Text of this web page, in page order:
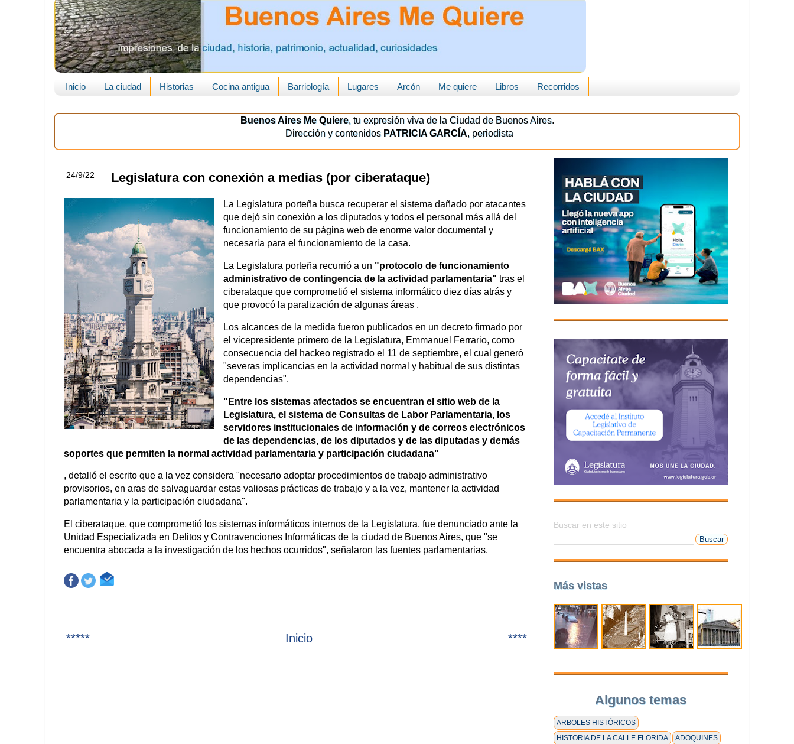
Inicio La ciudad Historias Cocina antigua Barriología Lugares Arcón Me quiere Libros Recorridos
Buenos Aires Me Quiere, tu expresión viva de la Ciudad de Buenos Aires.
Dirección y contenidos PATRICIA GARCÍA, periodista
24/9/22 Legislatura con conexión a medias (por ciberataque)
La Legislatura porteña busca recuperar el sistema dañado por atacantes
que dejó sin conexión a los diputados y todos el personal más allá del
funcionamiento de su página web de enorme valor documental y
necesaria para el funcionamiento de la casa.
La Legislatura porteña recurrió a un "protocolo de funcionamiento
administrativo de contingencia de la actividad parlamentaria" tras el
ciberataque que comprometió el sistema informático diez días atrás y
que provocó la paralización de algunas áreas .
Los alcances de la medida fueron publicados en un decreto firmado por
el vicepresidente primero de la Legislatura, Emmanuel Ferrario, como
consecuencia del hackeo registrado el 11 de septiembre, el cual generó
"severas implicancias en la actividad normal y habitual de sus distintas
dependencias".
"Entre los sistemas afectados se encuentran el sitio web de la
Legislatura, el sistema de Consultas de Labor Parlamentaria, los
servidores institucionales de información y de correos electrónicos
de las dependencias, de los diputados y de las diputadas y demás
soportes que permiten la normal actividad parlamentaria y participación ciudadana"
, detalló el escrito que a la vez considera "necesario adoptar procedimientos de trabajo administrativo
provisorios, en aras de salvaguardar estas valiosas prácticas de trabajo y a la vez, mantener la actividad
parlamentaria y la participación ciudadana".
El ciberataque, que comprometió los sistemas informáticos internos de la Legislatura, fue denunciado ante la
Unidad Especializada en Delitos y Contravenciones Informáticas de la ciudad de Buenos Aires, que "se
encuentra abocada a la investigación de los hechos ocurridos", señalaron las fuentes parlamentarias.
***** ****
Inicio
Buscar en este sitio
Más vistas
Algunos temas
ARBOLES HISTÓRICOS
HISTORIA DE LA CALLE FLORIDA
ADOQUINES